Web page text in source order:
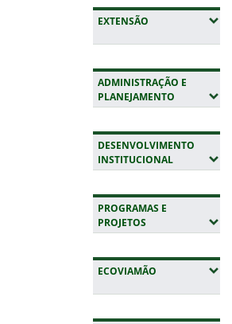
EXTENSÃO (EXPANDIR
ADMINISTRAÇÃO E
PLANEJAMENTO (EXPANDIR
DESENVOLVIMENTO
INSTITUCIONAL(EXPANDIR
PROGRAMAS E
PROJETOS (EXPANDIR
ECOVIAMÃO (EXPANDIR